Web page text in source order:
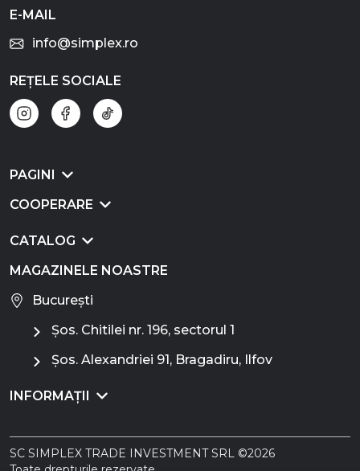
E-MAIL
info@simplex.ro
REȚELE SOCIALE
PAGINI
COOPERARE
CATALOG
MAGAZINELE NOASTRE
București
Șos. Chitilei nr. 196, sectorul 1
Șos. Alexandriei 91, Bragadiru, Ilfov
INFORMAȚII
SC SIMPLEX TRADE INVESTMENT SRL ©2026